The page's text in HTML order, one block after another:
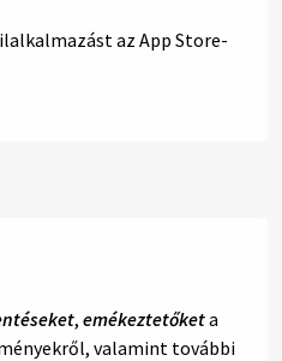
, emékeztetőketa
valamint további